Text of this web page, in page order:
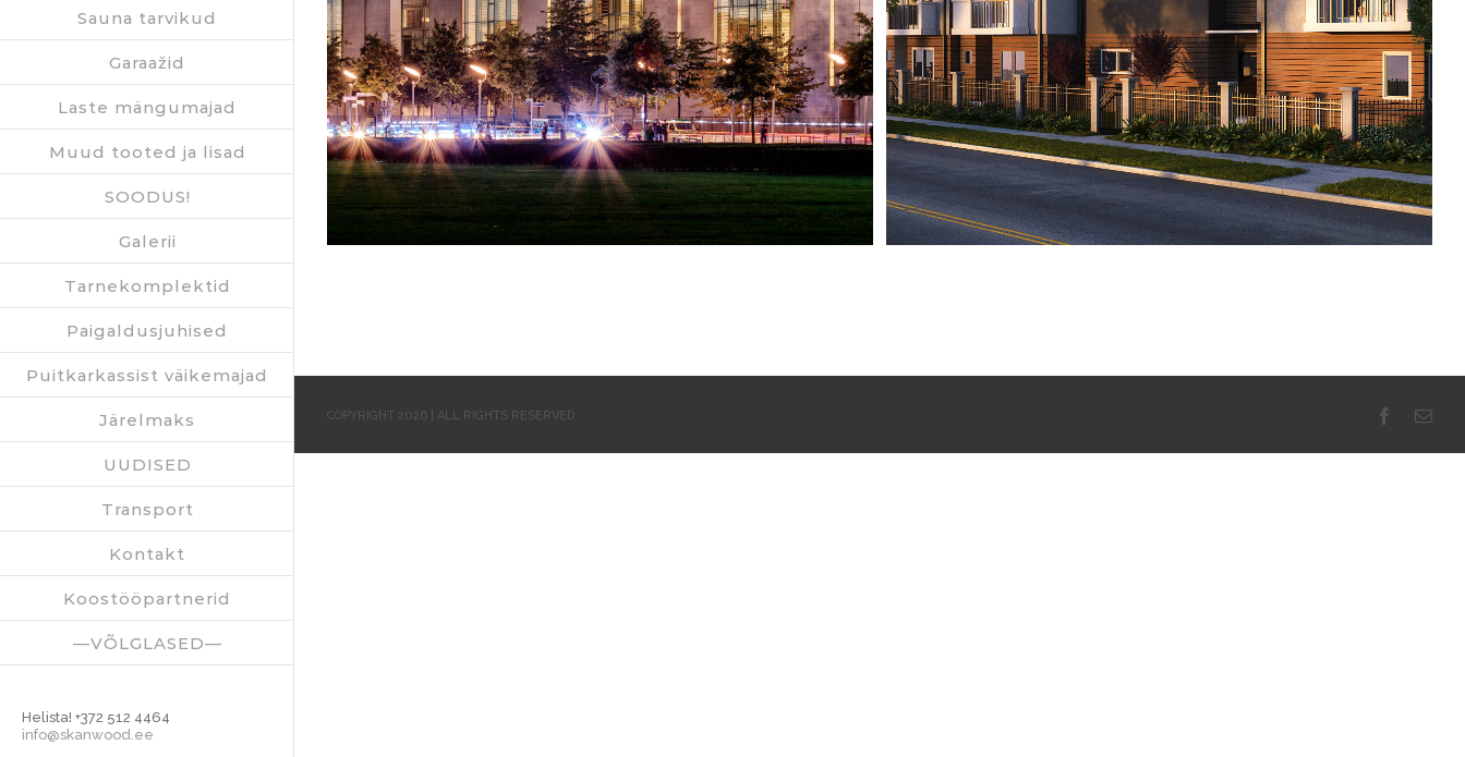
Sauna tarvikud
Garaažid
Laste mängumajad
Muud tooted ja lisad
SOODUS!
Galerii
Tarnekomplektid
Paigaldusjuhised
Puitkarkassist väikemajad
Järelmaks
UUDISED
Transport
Kontakt
Koostööpartnerid
—VÕLGLASED—
Helista! +372 512 4464
info@skanwood.ee
COPYRIGHT 2026 | ALL RIGHTS RESERVED Facebook